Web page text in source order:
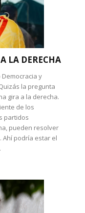
LA DERECHA
y
la pregunta
gira a la derecha.
de los
partidos
pueden resolver
Ahí podría estar el